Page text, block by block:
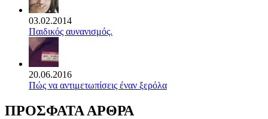
03.02.2014
Παιδικός αυνανισμός.
20.06.2016
Πώς να αντιμετωπίσεις έναν ξερόλα
ΠΡΟΣΦΑΤΑ ΑΡΘΡΑ